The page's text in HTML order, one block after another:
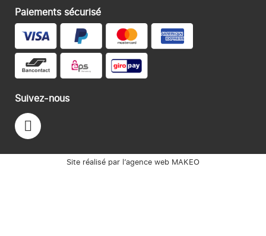
Paiements sécurisé
Suivez-nous
Site réalisé par l’agence web MAKEO